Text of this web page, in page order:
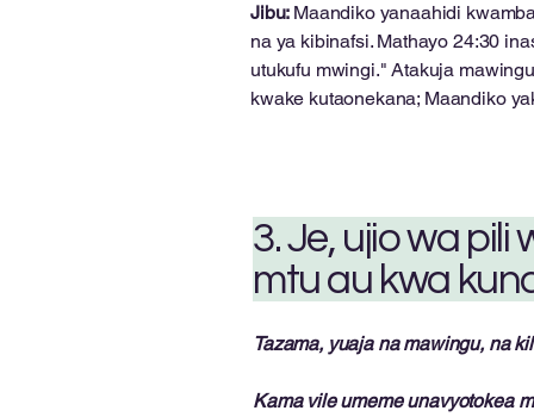
Jibu: Maandiko yanaahidi
na ya kibinafsi. Mathayo 24:30
utukufu mwingi." Atakuja
kwake kutaonekana; Maandiko
3. Je, ujio wa
mtu au kwa
Tazama, yuaja na mawingu, na
Kama vile umeme unavyotokea